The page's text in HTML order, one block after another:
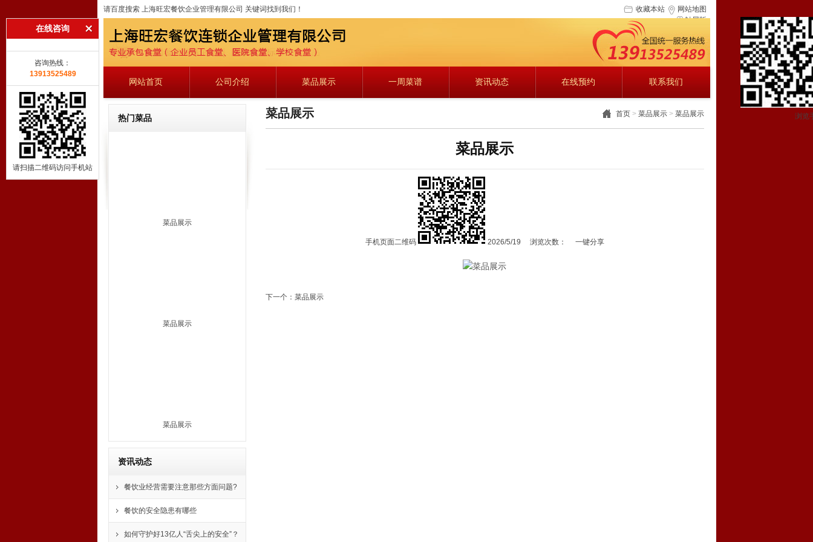
请百度搜索 上海旺宏餐饮企业管理有限公司 关键词找到我们！ 收藏本站
网站地图
触屏版
浏览
网站首页 公司介绍 菜品展示 一周菜谱 资讯动态 在线预约 联系我们
首页 > 菜品展示 > 菜品展示
热门菜品
菜品展示
菜品展示
菜品展示
资讯动态
餐饮业经营需要注意那些方面问题?
餐饮的安全隐患有哪些
如何守护好13亿人“舌尖上的安全”？
菜品展示
菜品展示
手机页面二维码 2026/5/19 浏览次数： 一键分享
下一个： 菜品展示
在线咨询
咨询热线：
13913525489
请扫描二维码访问手机站